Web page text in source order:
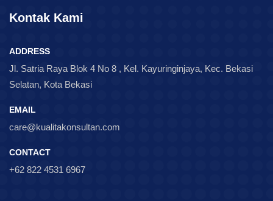
Kontak Kami
ADDRESS
Jl. Satria Raya Blok 4 No 8 , Kel. Kayuringinjaya, Kec. Bekasi
Selatan, Kota Bekasi
EMAIL
care@kualitakonsultan.com
CONTACT
+62 822 4531 6967